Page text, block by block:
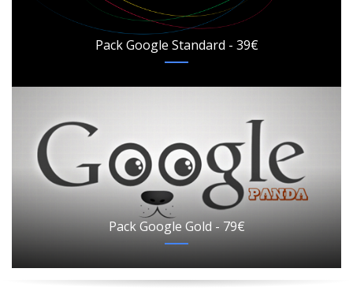
Pack Google Standard - 39€
Pack Google Gold - 79€